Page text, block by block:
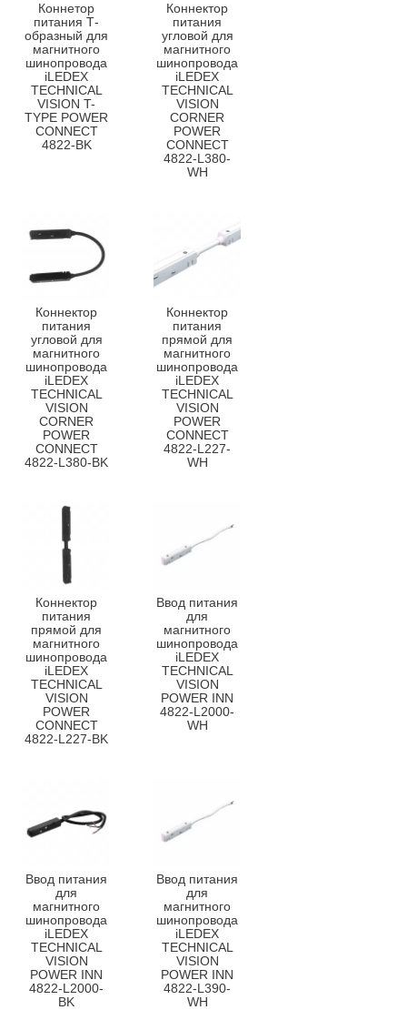
Коннетор
питания Т-
образный для
магнитного
шинопровода
iLEDEX
TECHNICAL
VISION T-
TYPE POWER
CONNECT
4822-BK
Коннектор
питания
угловой для
магнитного
шинопровода
iLEDEX
TECHNICAL
VISION
CORNER
POWER
CONNECT
4822-L380-
WH
Коннектор
питания
угловой для
магнитного
шинопровода
iLEDEX
TECHNICAL
VISION
CORNER
POWER
CONNECT
4822-L380-BK
Коннектор
питания
прямой для
магнитного
шинопровода
iLEDEX
TECHNICAL
VISION
POWER
CONNECT
4822-L227-
WH
Коннектор
питания
прямой для
магнитного
шинопровода
iLEDEX
TECHNICAL
VISION
POWER
CONNECT
4822-L227-BK
Ввод питания
для
магнитного
шинопровода
iLEDEX
TECHNICAL
VISION
POWER INN
4822-L2000-
WH
Ввод питания
для
магнитного
шинопровода
iLEDEX
TECHNICAL
VISION
POWER INN
4822-L2000-
BK
Ввод питания
для
магнитного
шинопровода
iLEDEX
TECHNICAL
VISION
POWER INN
4822-L390-
WH